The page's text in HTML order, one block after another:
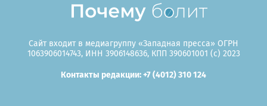
Сайт входит в медиагруппу «Западная пресса» ОГРН
1063906014743, ИНН 3906148636, КПП 390601001 (c) 2023
Контакты редакции: +7 (4012) 310 124